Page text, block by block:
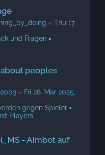
« Thu 17.
und Fragen ▪
peoples
« Fri 28. Mar 2025,
gegen Spieler ▪
Players
- AImbot auf